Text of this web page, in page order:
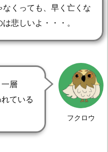
なくっても、早く亡くな
悲しいよ・・・。
フクロウ
層
ている